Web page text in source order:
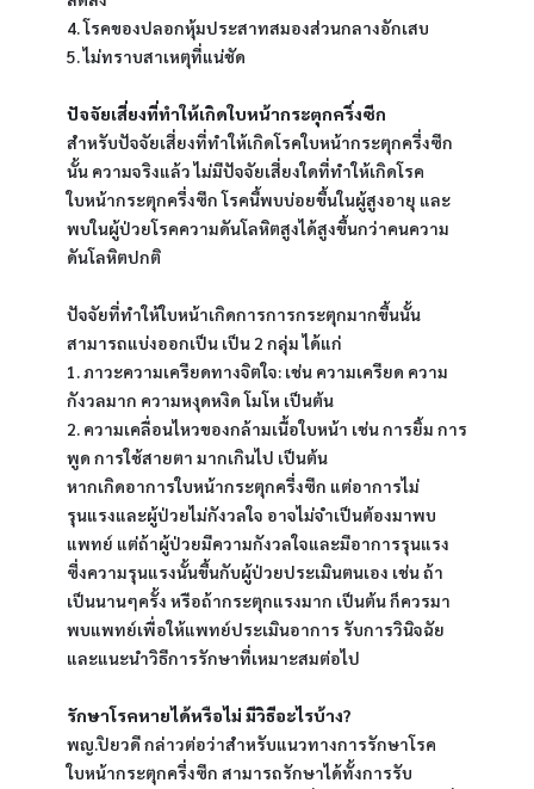
4. โรคของปลอกหุ้มประสาทสมองส่วนกลางอักเสบ
5. ไม่ทราบสาเหตุที่แน่ชัด
ปัจจัยเสี่ยงที่ทำให้เกิดใบหน้ากระตุกครึ่งซีก
สำหรับปัจจัยเสี่ยงที่ทำให้เกิดโรคใบหน้ากระตุกครึ่งซีก
นั้น ความจริงแล้ว ไม่มีปัจจัยเสี่ยงใดที่ทำให้เกิดโรค
ใบหน้ากระตุกครึ่งซีก โรคนี้พบบ่อยขึ้นในผู้สูงอายุ และ
พบในผู้ป่วยโรคความดันโลหิตสูงได้สูงขึ้นกว่าคนความ
ดันโลหิตปกติ
ปัจจัยที่ทำให้ใบหน้าเกิดการการกระตุกมากขึ้นนั้น
สามารถแบ่งออกเป็น เป็น 2 กลุ่ม ได้แก่
1. ภาวะความเครียดทางจิตใจ: เช่น ความเครียด ความ
กังวลมาก ความหงุดหงิด โมโห เป็นต้น
2. ความเคลื่อนไหวของกล้ามเนื้อใบหน้า เช่น การยิ้ม การ
พูด การใช้สายตา มากเกินไป เป็นต้น
หากเกิดอาการใบหน้ากระตุกครึ่งซีก แต่อาการไม่
รุนแรงและผู้ป่วยไม่กังวลใจ อาจไม่จำเป็นต้องมาพบ
แพทย์ แต่ถ้าผู้ป่วยมีความกังวลใจและมีอาการรุนแรง
ซึ่งความรุนแรงนั้นขึ้นกับผู้ป่วยประเมินตนเอง เช่น ถ้า
เป็นนานๆครั้ง หรือถ้ากระตุกแรงมาก เป็นต้น ก็ควรมา
พบแพทย์เพื่อให้แพทย์ประเมินอาการ รับการวินิจฉัย
และแนะนำวิธีการรักษาที่เหมาะสมต่อไป
รักษาโรคหายได้หรือไม่ มีวิธีอะไรบ้าง?
พญ.ปิยวดี กล่าวต่อว่าสำหรับแนวทางการรักษาโรค
ใบหน้ากระตุกครึ่งซีก สามารถรักษาได้ทั้งการรับ